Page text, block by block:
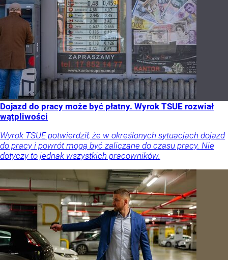
Dojazd do pracy może być płatny. Wyrok TSUE rozwiał
wątpliwości
Wyrok TSUE potwierdził, że w określonych sytuacjach dojazd
do pracy i powrót mogą być zaliczane do czasu pracy. Nie
dotyczy to jednak wszystkich pracowników.